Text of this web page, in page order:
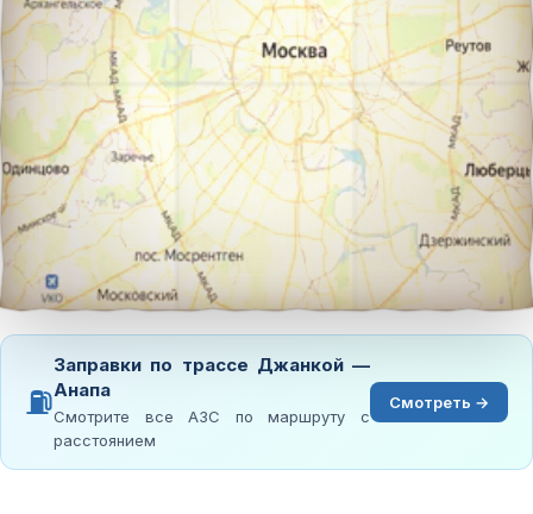
⛽
Заправки по трассе Джанкой —
Анапа
Смотрите все АЗС по маршруту с
расстоянием
Смотреть →